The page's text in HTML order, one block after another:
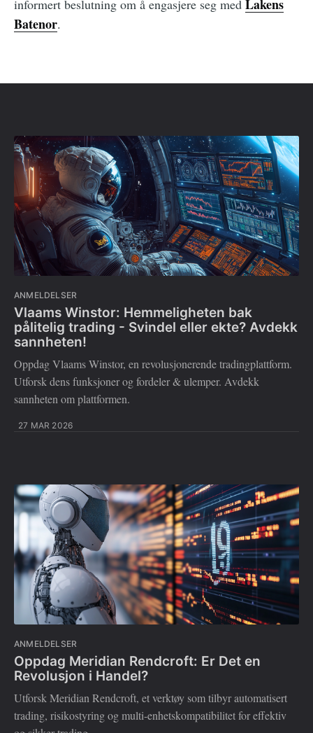
informert beslutning om å engasjere seg med Lakens
Batenor.
ANMELDELSER
Vlaams Winstor: Hemmeligheten bak
pålitelig trading - Svindel eller ekte? Avdekk
sannheten!
Oppdag Vlaams Winstor, en revolusjonerende tradingplattform.
Utforsk dens funksjoner og fordeler & ulemper. Avdekk
sannheten om plattformen.
27 MAR 2026
ANMELDELSER
Oppdag Meridian Rendcroft: Er Det en
Revolusjon i Handel?
Utforsk Meridian Rendcroft, et verktøy som tilbyr automatisert
trading, risikostyring og multi-enhetskompatibilitet for effektiv